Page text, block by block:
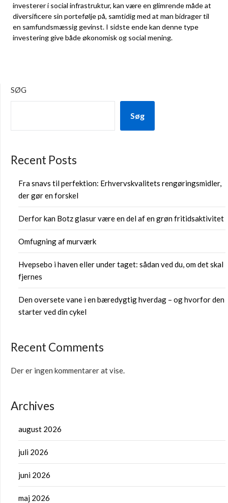
investerer i social infrastruktur, kan være en glimrende måde at
diversificere sin portefølje på, samtidig med at man bidrager til
en samfundsmæssig gevinst. I sidste ende kan denne type
investering give både økonomisk og social mening.
SØG
Søg
Recent Posts
Fra snavs til perfektion: Erhvervskvalitets rengøringsmidler,
der gør en forskel
Derfor kan Botz glasur være en del af en grøn fritidsaktivitet
Omfugning af murværk
Hvepsebo i haven eller under taget: sådan ved du, om det skal
fjernes
Den oversete vane i en bæredygtig hverdag – og hvorfor den
starter ved din cykel
Recent Comments
Der er ingen kommentarer at vise.
Archives
august 2026
juli 2026
juni 2026
maj 2026